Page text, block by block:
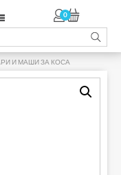
0
И МАШИ ЗА КОСА